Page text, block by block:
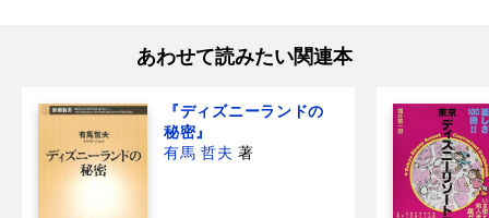
あわせて読みたい関連本
『ディズニーランドの
秘密』
有馬 哲夫 著